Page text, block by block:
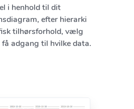
i henhold til dit
efter hierarki
tilhørsforhold, vælg
få adgang til hvilke data.